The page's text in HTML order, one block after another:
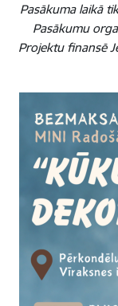
Pasākuma laikā
Pasākumu
Projektu finansē